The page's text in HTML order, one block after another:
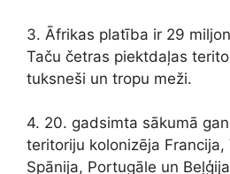
3. Āfrikas platība ir 29
Taču četras piektdaļas
tuksneši un tropu meži.
4. 20. gadsimta sākumā
teritoriju kolonizēja Francija,
Spānija, Portugāle un